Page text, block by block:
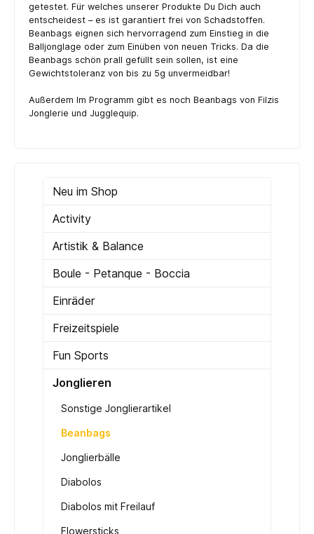
getestet. Für welches unserer Produkte Du Dich auch
entscheidest – es ist garantiert frei von Schadstoffen.
Beanbags eignen sich hervorragend zum Einstieg in die
Balljonglage oder zum Einüben von neuen Tricks. Da die
Beanbags schön prall gefüllt sein sollen, ist eine
Gewichtstoleranz von bis zu 5g unvermeidbar!
Außerdem Im Programm gibt es noch Beanbags von Filzis
Jonglerie und Jugglequip.
Neu im Shop
Activity
Artistik & Balance
Boule - Petanque - Boccia
Einräder
Freizeitspiele
Fun Sports
Jonglieren
Sonstige Jonglierartikel
Beanbags
Jonglierbälle
Diabolos
Diabolos mit Freilauf
Flowersticks